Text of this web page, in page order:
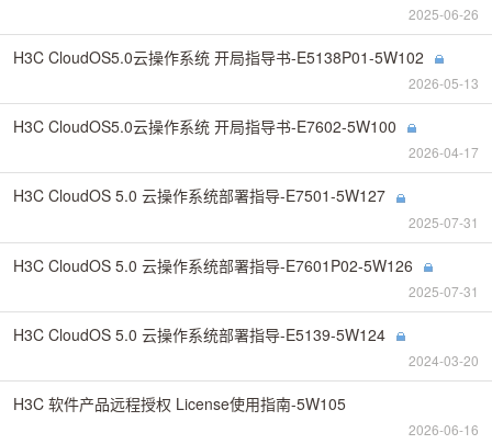
2025-06-26
H3C CloudOS5.0云操作系统 开局指导书-E5138P01-5W102
2026-05-13
H3C CloudOS5.0云操作系统 开局指导书-E7602-5W100
2026-04-17
H3C CloudOS 5.0 云操作系统部署指导-E7501-5W127
2025-07-31
H3C CloudOS 5.0 云操作系统部署指导-E7601P02-5W126
2025-07-31
H3C CloudOS 5.0 云操作系统部署指导-E5139-5W124
2024-03-20
H3C 软件产品远程授权 License使用指南-5W105
2026-06-16